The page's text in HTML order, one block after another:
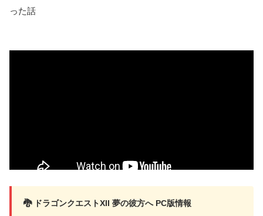
った話
🐉 ドラゴンクエストXII 夢の彼方へ PC版情報